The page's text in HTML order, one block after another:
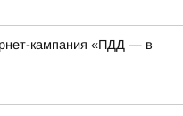
кампания «ПДД — в